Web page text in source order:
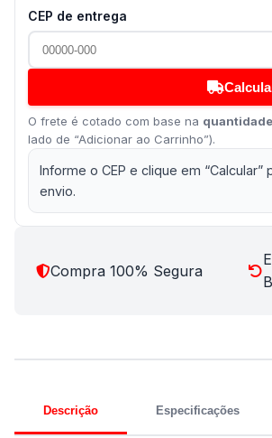
CEP de entrega
O frete é cotado com base na quantidade
lado de “Adicionar ao Carrinho”).
Informe o CEP e clique em
envio.
Compra 100% Segura
Descrição Especificações